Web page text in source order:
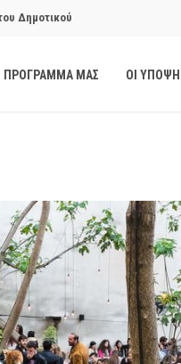
Δημοτικού
το αίσθημα
Δημοτικού
ΠΡΟΓΡΑΜΜΑ ΜΑΣ ΟΙ